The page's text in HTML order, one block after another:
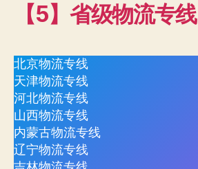
【5】省级物流专线
北京物流专线
天津物流专线
河北物流专线
山西物流专线
内蒙古物流专线
辽宁物流专线